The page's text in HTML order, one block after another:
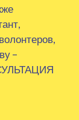
–